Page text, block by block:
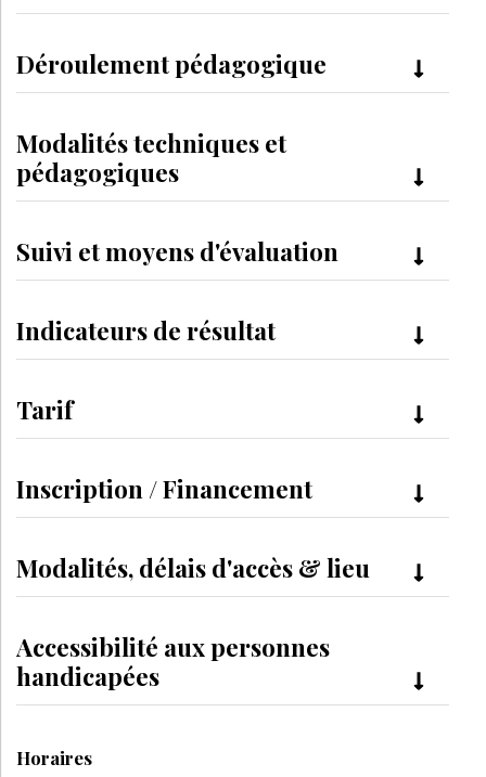
Déroulement pédagogique
Modalités techniques et
pédagogiques
Suivi et moyens d'évaluation
Indicateurs de résultat
Tarif
Inscription / Financement
Modalités, délais d'accès & lieu
Accessibilité aux personnes
handicapées
Horaires